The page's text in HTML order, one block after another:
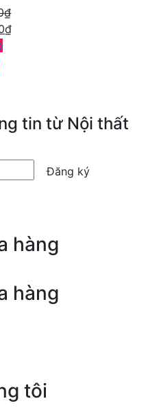
₫
₫
tin từ Nội thất
Đăng ký
hàng
hàng
tôi